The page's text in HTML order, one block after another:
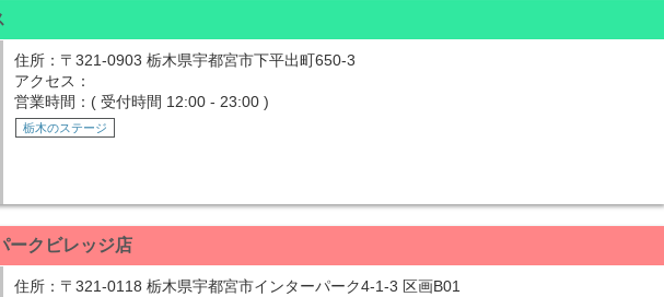
住所：〒321-0903 栃木県宇都宮市下平出町650-3
アクセス：
営業時間：( 受付時間 12:00 - 23:00 )
栃木のステージ
ークビレッジ店
住所：〒321-0118 栃木県宇都宮市インターパーク4-1-3 区画B01